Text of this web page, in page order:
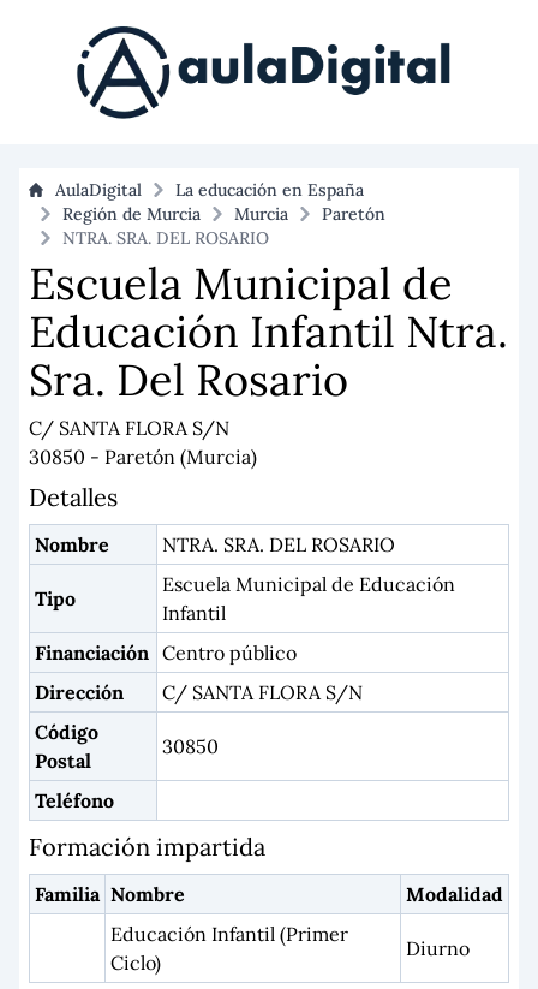
AulaDigital
La educación en España
Región de Murcia
Murcia
Paretón
NTRA. SRA. DEL ROSARIO
Escuela Municipal de
Educación Infantil Ntra.
Sra. Del Rosario
C/ SANTA FLORA S/N
30850 - Paretón (Murcia)
Detalles
Nombre NTRA. SRA. DEL ROSARIO
Tipo
Escuela Municipal de Educación
Infantil
Financiación Centro público
Dirección
C/ SANTA FLORA S/N
Código
Postal
30850
Teléfono
Formación impartida
Familia Nombre
Modalidad
Educación Infantil (Primer
Ciclo)
Diurno